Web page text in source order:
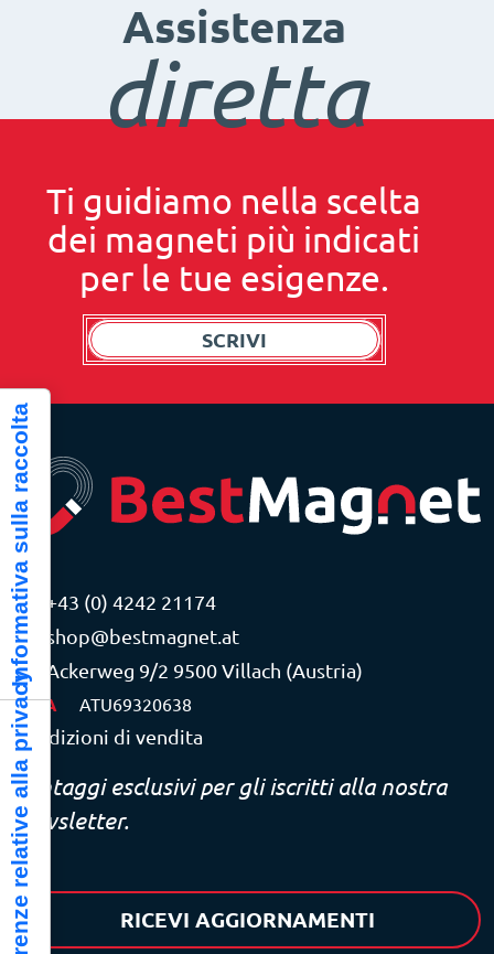
Assistenza
diretta
Ti guidiamo nella scelta
dei magneti più indicati
per le tue esigenze.
SCRIVI
+43 (0) 4242 21174
shop@bestmagnet.at
Ackerweg 9/2 9500 Villach (Austria)
P.IVA ATU69320638
Condizioni di vendita
Vantaggi esclusivi per gli iscritti alla nostra
newsletter.
RICEVI AGGIORNAMENTI
Informativa sulla raccolta